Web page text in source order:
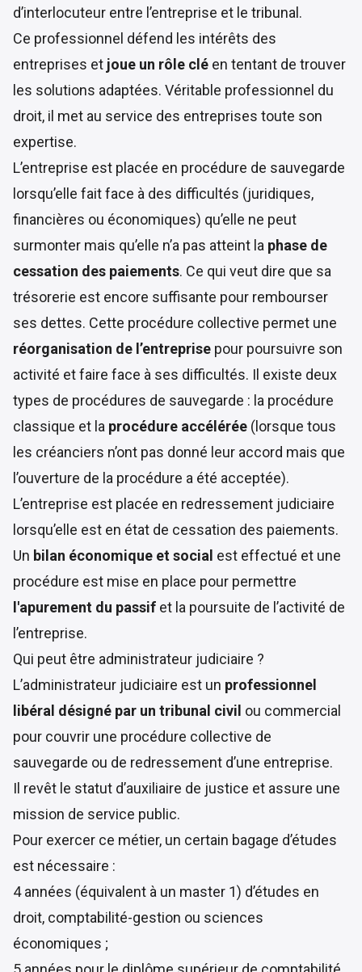
d’interlocuteur entre l’entreprise et le tribunal.
Ce professionnel défend les intérêts des
entreprises et joue un rôle clé en tentant de trouver
les solutions adaptées. Véritable professionnel du
droit, il met au service des entreprises toute son
expertise.
L’entreprise est placée en procédure de sauvegarde
lorsqu’elle fait face à des difficultés (juridiques,
financières ou économiques) qu’elle ne peut
surmonter mais qu’elle n’a pas atteint la phase de
cessation des paiements. Ce qui veut dire que sa
trésorerie est encore suffisante pour rembourser
ses dettes. Cette procédure collective permet une
réorganisation de l’entreprise pour poursuivre son
activité et faire face à ses difficultés. Il existe deux
types de procédures de sauvegarde : la procédure
classique et la procédure accélérée (lorsque tous
les créanciers n’ont pas donné leur accord mais que
l’ouverture de la procédure a été acceptée).
L’entreprise est placée en redressement judiciaire
lorsqu’elle est en état de cessation des paiements.
Un bilan économique et social est effectué et une
procédure est mise en place pour permettre
l'apurement du passif et la poursuite de l’activité de
l’entreprise.
Qui peut être administrateur judiciaire ?
L’administrateur judiciaire est un professionnel
libéral désigné par un tribunal civil ou commercial
pour couvrir une procédure collective de
sauvegarde ou de redressement d’une entreprise.
Il revêt le statut d’auxiliaire de justice et assure une
mission de service public.
Pour exercer ce métier, un certain bagage d’études
est nécessaire :
4 années (équivalent à un master 1) d’études en
droit, comptabilité-gestion ou sciences
économiques ;